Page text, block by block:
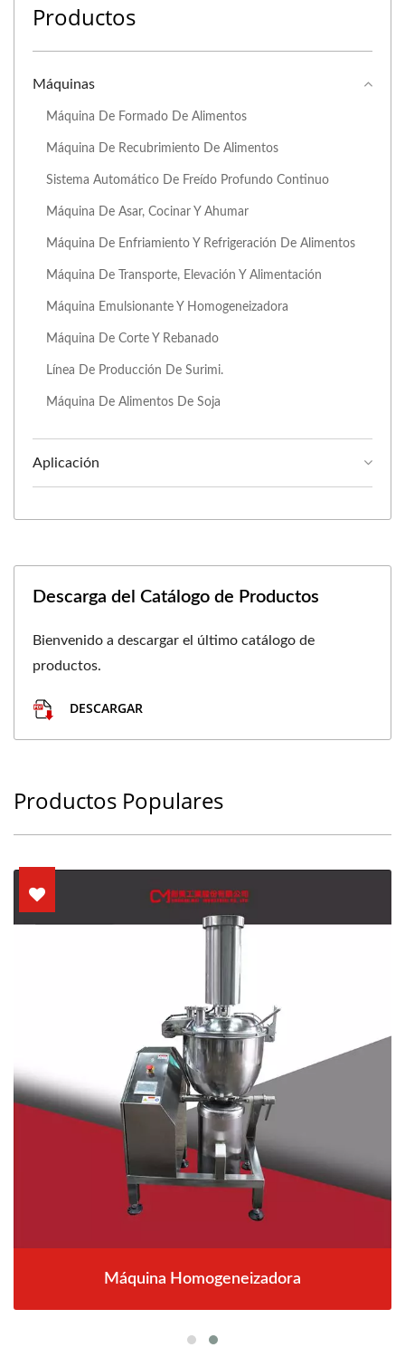
Productos
Máquinas
Máquina De Formado De Alimentos
Máquina De Recubrimiento De Alimentos
Sistema Automático De Freído Profundo Continuo
Máquina De Asar, Cocinar Y Ahumar
Máquina De Enfriamiento Y Refrigeración De Alimentos
Máquina De Transporte, Elevación Y Alimentación
Máquina Emulsionante Y Homogeneizadora
Máquina De Corte Y Rebanado
Línea De Producción De Surimi.
Máquina De Alimentos De Soja
Aplicación
Descarga del Catálogo de Productos
Bienvenido a descargar el último catálogo de
productos.
DESCARGAR
Productos Populares
Máquina Homogeneizadora